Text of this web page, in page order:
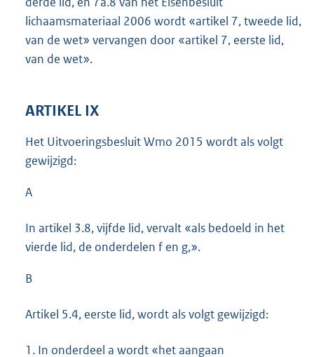
lichaamsmateriaal 2006 wordt «artikel 7, tweede lid,
van de wet» vervangen door «artikel 7, eerste lid,
van de wet».
ARTIKEL IX
Het Uitvoeringsbesluit Wmo 2015 wordt als volgt
gewijzigd:
A
In artikel 3.8, vijfde lid, vervalt «als bedoeld in het
vierde lid, de onderdelen f en g,».
B
Artikel 5.4, eerste lid, wordt als volgt gewijzigd:
1. In onderdeel a wordt «het aangaan